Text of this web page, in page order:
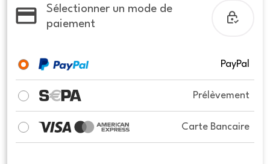
Sélectionner un mode de
paiement
PayPal
Prélèvement
Carte Bancaire